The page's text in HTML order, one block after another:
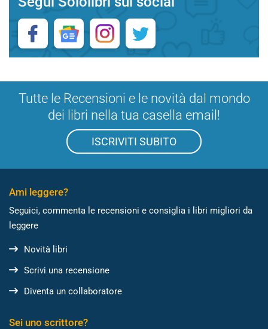
Tutte le Recensioni e le novità dal mondo
dei libri nella tua casella email!
ISCRIVITI SUBITO
Ami leggere?
Seguici, commenta le recensioni e consiglia i libri migliori da
leggere
Novità libri
Scrivi una recensione
Diventa un collaboratore
Sei uno scrittore?